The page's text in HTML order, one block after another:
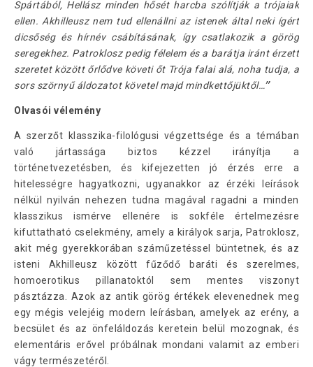
Spártából, Hellász minden hősét harcba szólítják a trójaiak
ellen. Akhilleusz nem tud ellenállni az istenek által neki ígért
dicsőség és hírnév csábításának, így csatlakozik a görög
seregekhez. Patroklosz pedig félelem és a barátja iránt érzett
szeretet között őrlődve követi őt Trója falai alá, noha tudja, a
sors szörnyű áldozatot követel majd mindkettőjüktől…”
Olvasói vélemény
A szerzőt klasszika-filológusi végzettsége és a témában
való jártassága biztos kézzel irányítja a
történetvezetésben, és kifejezetten jó érzés erre a
hitelességre hagyatkozni, ugyanakkor az érzéki leírások
nélkül nyilván nehezen tudna magával ragadni a minden
klasszikus ismérve ellenére is sokféle értelmezésre
kifuttatható cselekmény, amely a királyok sarja, Patroklosz,
akit még gyerekkorában száműzetéssel büntetnek, és az
isteni Akhilleusz között fűződő baráti és szerelmes,
homoerotikus pillanatoktól sem mentes viszonyt
pásztázza. Azok az antik görög értékek elevenednek meg
egy mégis velejéig modern leírásban, amelyek az erény, a
becsület és az önfeláldozás keretein belül mozognak, és
elementáris erővel próbálnak mondani valamit az emberi
vágy természetéről.